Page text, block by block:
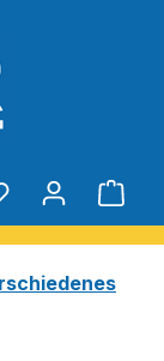
Du hast 0